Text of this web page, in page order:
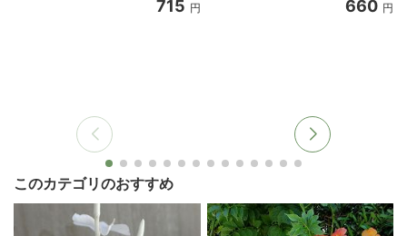
715 円 660 円
このカテゴリのおすすめ